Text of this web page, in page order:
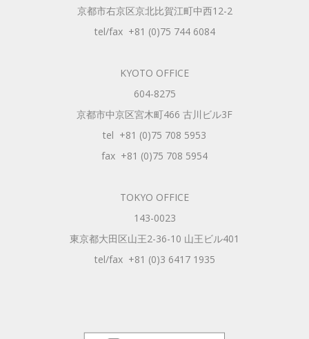
京都市右京区京北比賀江町中西12-2
tel/fax +81 (0)75 744 6084
KYOTO OFFICE
604-8275
京都市中京区宮木町466 古川ビル3F
tel +81 (0)75 708 5953
fax +81 (0)75 708 5954
TOKYO OFFICE
143-0023
東京都大田区山王2-36-10 山王ビル401
tel/fax +81 (0)3 6417 1935